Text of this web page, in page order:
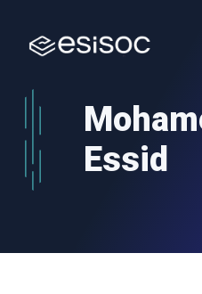
Inhalt
springen
Essid